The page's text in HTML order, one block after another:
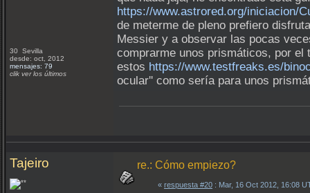
30 Sevilla
desde: oct, 2012
mensajes: 79
clik ver los últimos
https://www.astrored.org/iniciacion/
de meterme de pleno prefiero
Messier y a observar las pocas
comprarme unos prismáticos, por el
estos https://www.testfreaks.es/
ocular'' como sería para unos
Tajeiro re.: Cómo empiezo?
« respuesta #20 : Mar, 16 Oct 2012, 16:08